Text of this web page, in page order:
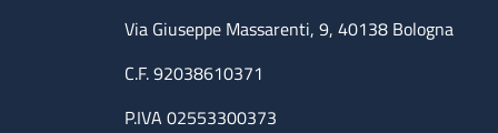
Via Giuseppe Massarenti, 9, 40138 Bologna
C.F. 92038610371
P.IVA 02553300373